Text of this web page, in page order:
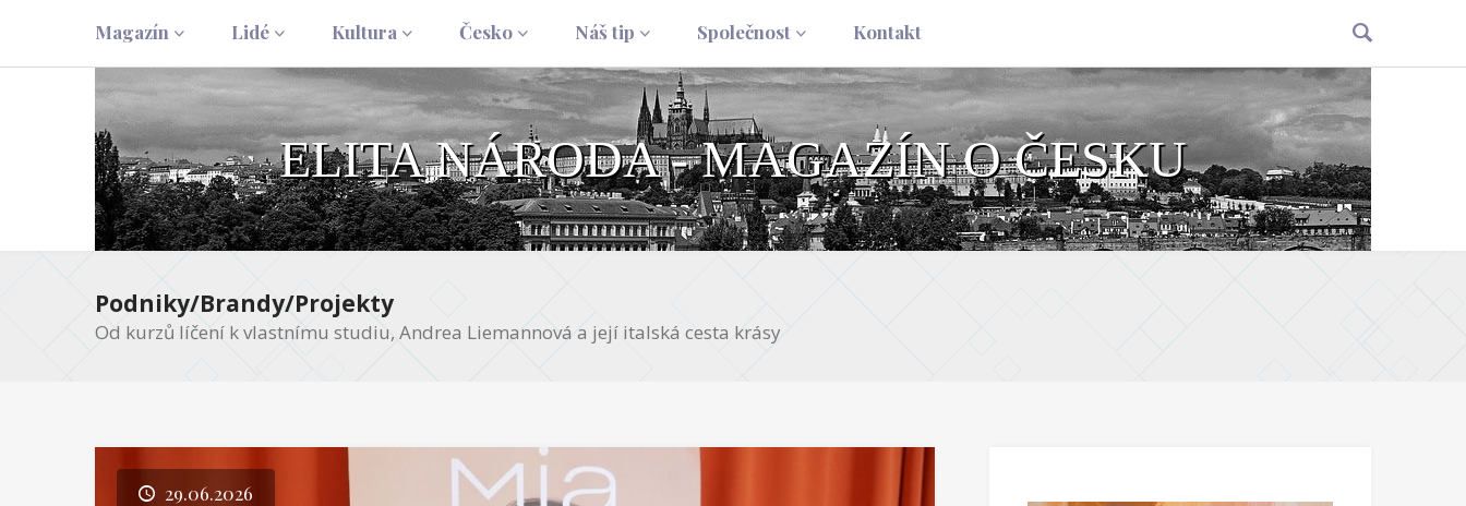
Magazín Lidé Kultura Česko Náš tip Společnost Kontakt
ELITA NÁRODA - MAGAZÍN O ČESKU
Podniky/Brandy/Projekty
Od kurzů líčení k vlastnímu studiu, Andrea Liemannová a její italská cesta krásy
29.06.2026